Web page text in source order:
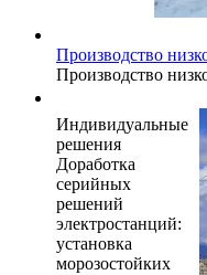
Производство
Производство
Индивидуальные
решения
Доработка
серийных
решений
электростанций:
установка
морозостойких